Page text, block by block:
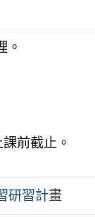
。
前截止。
研習計畫